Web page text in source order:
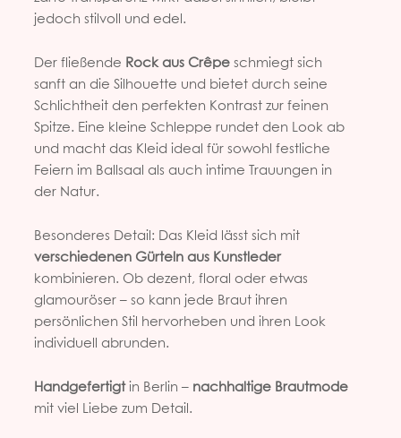
jedoch stilvoll und edel.
Der fließende Rock aus Crêpeschmiegt sich
sanft an die Silhouette und bietet durch seine
Schlichtheit den perfekten Kontrast zur feinen
Spitze. Eine kleine Schleppe rundet den Look ab
und macht das Kleid ideal für sowohl festliche
Feiern im Ballsaal als auch intime Trauungen in
der Natur.
Besonderes Detail: Das Kleid lässt sich mit
verschiedenen Gürteln aus Kunstleder
kombinieren. Ob dezent, floral oder etwas
glamouröser – so kann jede Braut ihren
persönlichen Stil hervorheben und ihren Look
individuell abrunden.
Handgefertigtin Berlin – nachhaltige Brautmode
mit viel Liebe zum Detail.